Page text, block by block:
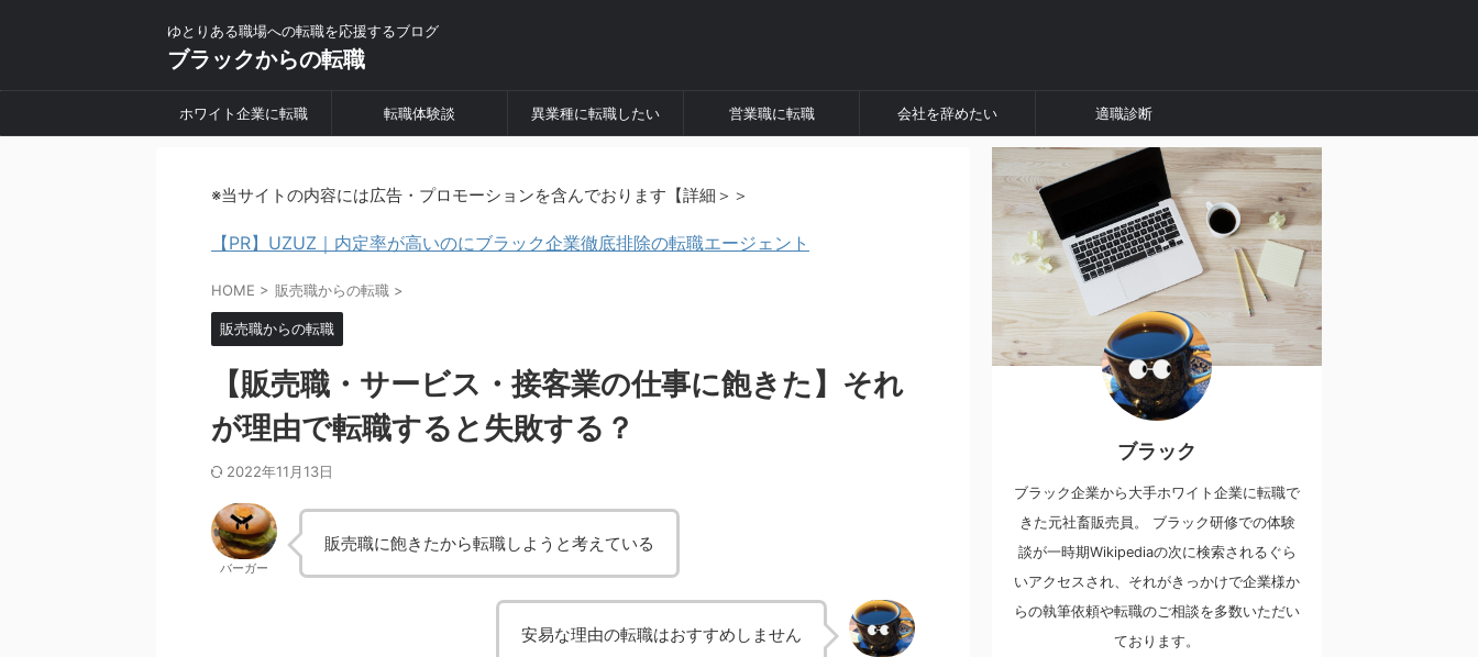
ゆとりある職場への転職を応援するブログ
ブラックからの転職
ホワイト企業に転職 転職体験談 異業種に転職したい 営業職に転職 会社を辞めたい 適職診断
※当サイトの内容には広告・プロモーションを含んでおります【詳細＞＞
【PR】UZUZ｜内定率が高いのにブラック企業徹底排除の転職エージェント
HOME > 販売職からの転職 >
販売職からの転職
【販売職・サービス・接客業の仕事に飽きた】それ
が理由で転職すると失敗する？
2022年11月13日
バーガー
販売職に飽きたから転職しようと考えている
安易な理由の転職はおすすめしません
ブラック
ブラック企業から大手ホワイト企業に転職で
きた元社畜販売員。 ブラック研修での体験
談が一時期Wikipediaの次に検索されるぐら
いアクセスされ、それがきっかけで企業様か
らの執筆依頼や転職のご相談を多数いただい
ております。